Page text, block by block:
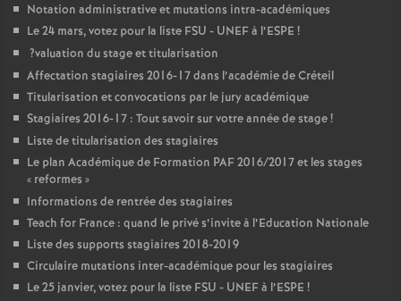
Notation administrative et mutations intra-académiques
Le 24 mars, votez pour la liste FSU - UNEFà l’ESPE !
?valuation du stage et titularisation
Affectation stagiaires 2016-17 dans l’académie de Créteil
Titularisation et convocations par le jury académique
Stagiaires 2016-17 : Tout savoir sur votre année de stage!
Liste de titularisation des stagiaires
Le plan Académique de Formation PAF2016/2017 et les stages
« reformes »
Informations de rentrée des stagiaires
Teach for France : quand le privé s’invite à l’Education Nationale
Liste des supports stagiaires 2018-2019
Circulaire mutations inter-académique pour les stagiaires
Le 25 janvier, votez pour la liste FSU - UNEFà l’ESPE !